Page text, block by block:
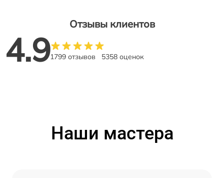
Отзывы клиентов
4.91799 отзывов 5358 оценок
Наши мастера